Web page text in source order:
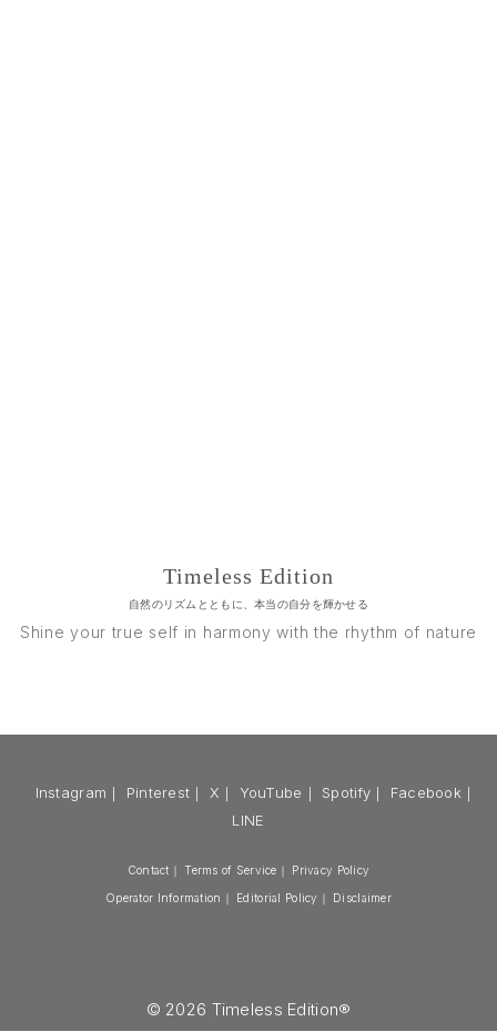
Timeless Edition
自然のリズムとともに、本当の自分を輝かせる
Shine your true self in harmony with the rhythm of nature
Instagram ｜ Pinterest ｜ X ｜ YouTube ｜ Spotify ｜ Facebook｜
LINE
Contact ｜ Terms of Service ｜ Privacy Policy
Operator Information ｜ Editorial Policy ｜ Disclaimer
© 2026 Timeless Edition®